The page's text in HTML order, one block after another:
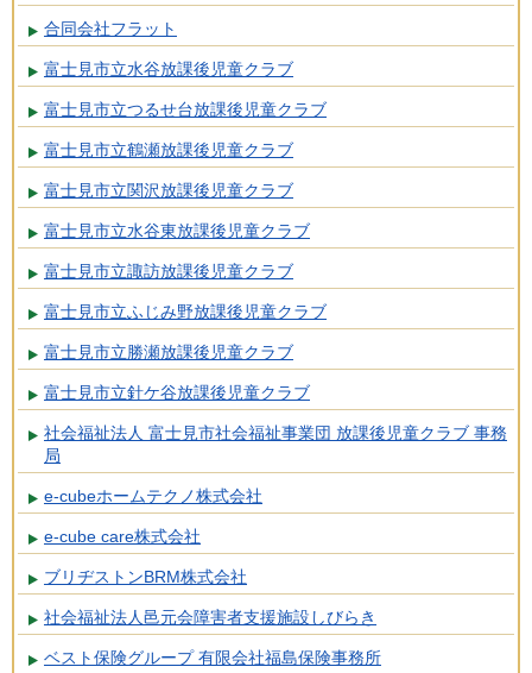
合同会社フラット
富士見市立水谷放課後児童クラブ
富士見市立つるせ台放課後児童クラブ
富士見市立鶴瀬放課後児童クラブ
富士見市立関沢放課後児童クラブ
富士見市立水谷東放課後児童クラブ
富士見市立諏訪放課後児童クラブ
富士見市立ふじみ野放課後児童クラブ
富士見市立勝瀬放課後児童クラブ
富士見市立針ケ谷放課後児童クラブ
社会福祉法人 富士見市社会福祉事業団 放課後児童クラブ 事務
局
e-cubeホームテクノ株式会社
e-cube care株式会社
ブリヂストンBRM株式会社
社会福祉法人邑元会障害者支援施設しびらき
ベスト保険グループ 有限会社福島保険事務所